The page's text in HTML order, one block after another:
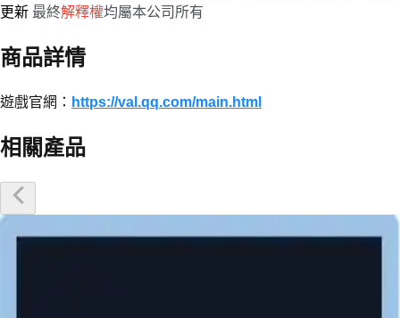
更新 最終解釋權均屬本公司所有
商品詳情
遊戲官網： https://val.qq.com/main.html
相關產品